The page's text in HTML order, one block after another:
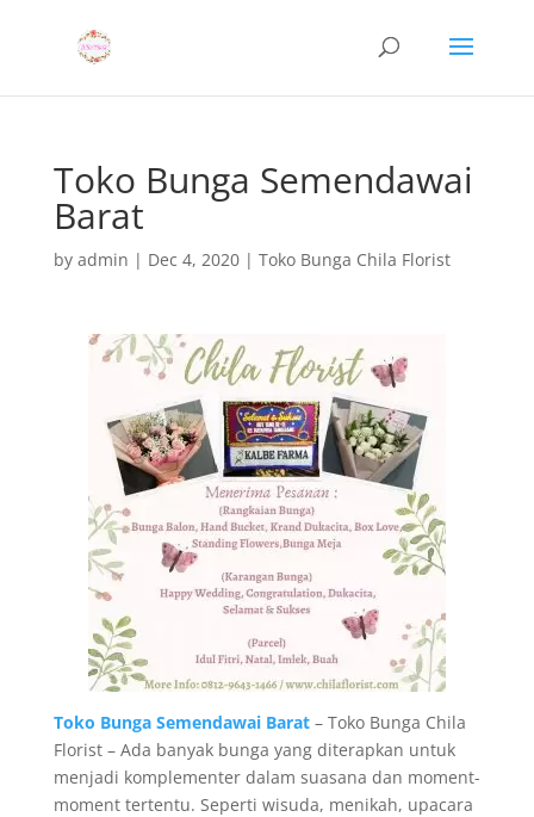
Toko Bunga Semendawai
Barat
by admin | Dec 4, 2020| Toko Bunga Chila Florist
Toko Bunga Semendawai Barat– Toko Bunga Chila
Florist – Ada banyak bunga yang diterapkan untuk
menjadi komplementer dalam suasana dan moment-
moment tertentu. Seperti wisuda, menikah, upacara